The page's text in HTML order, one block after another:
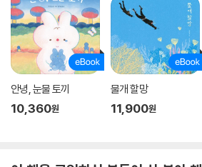
안녕, 눈물 토끼
10,360원
물개 할망
11,900원